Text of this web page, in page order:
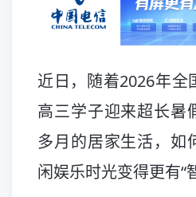
近日，随着2026年全
高三学子迎来超长暑
多月的居家生活，如
闲娱乐时光变得更有“